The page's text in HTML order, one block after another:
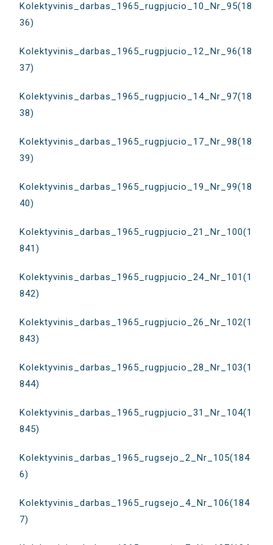
Kolektyvinis_darbas_1965_rugpjucio_10_Nr_95(18
36)
Kolektyvinis_darbas_1965_rugpjucio_12_Nr_96(18
37)
Kolektyvinis_darbas_1965_rugpjucio_14_Nr_97(18
38)
Kolektyvinis_darbas_1965_rugpjucio_17_Nr_98(18
39)
Kolektyvinis_darbas_1965_rugpjucio_19_Nr_99(18
40)
Kolektyvinis_darbas_1965_rugpjucio_21_Nr_100(1
841)
Kolektyvinis_darbas_1965_rugpjucio_24_Nr_101(1
842)
Kolektyvinis_darbas_1965_rugpjucio_26_Nr_102(1
843)
Kolektyvinis_darbas_1965_rugpjucio_28_Nr_103(1
844)
Kolektyvinis_darbas_1965_rugpjucio_31_Nr_104(1
845)
Kolektyvinis_darbas_1965_rugsejo_2_Nr_105(184
6)
Kolektyvinis_darbas_1965_rugsejo_4_Nr_106(184
7)